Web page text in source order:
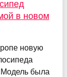
в новом
новую
Модель была